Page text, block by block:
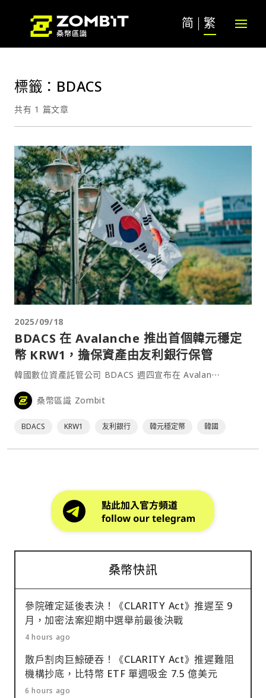
简 繁
標籤：BDACS
共有 1 篇文章
2025/09/18
BDACS 在 Avalanche 推出首個韓元穩定
幣 KRW1，擔保資產由友利銀行保管
韓國數位資產託管公司 BDACS 週四宣布在 Avalan⋯
桑幣區識 Zombit
BDACS KRW1 友利銀行 韓元穩定幣 韓國
桑幣快訊
參院確定延後表決！《CLARITY Act》推遲至 9
月，加密法案迎期中選舉前最後決戰
4 hours ago
散戶割肉巨鯨硬吞！《CLARITY Act》推遲難阻
機構抄底，比特幣 ETF 單週吸金 7.5 億美元
6 hours ago